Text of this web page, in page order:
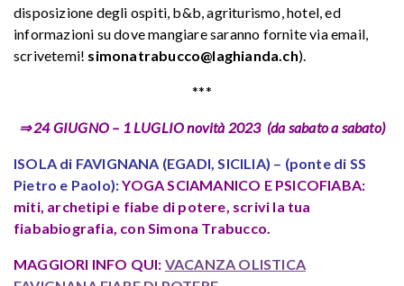
disposizione degli ospiti, b&b, agriturismo, hotel, ed
informazioni su dove mangiare saranno fornite via email,
scrivetemi! simonatrabucco@laghianda.ch).
***
⇒ 24 GIUGNO – 1 LUGLIO novità 2023 (da sabato a sabato)
ISOLA di FAVIGNANA (EGADI, SICILIA) – (ponte di SS
Pietro e Paolo):YOGA SCIAMANICO E PSICOFIABA:
miti, archetipi e fiabe di potere, scrivi la tua
fiababiografia, con Simona Trabucco.
MAGGIORI INFO QUI: VACANZA OLISTICA